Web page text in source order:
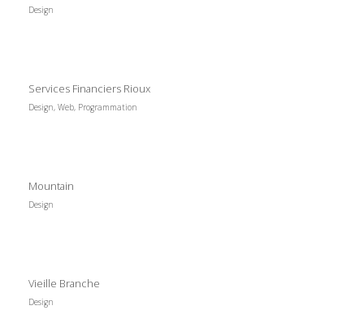
Design
Services Financiers Rioux
Design, Web, Programmation
Mountain
Design
Vieille Branche
Design